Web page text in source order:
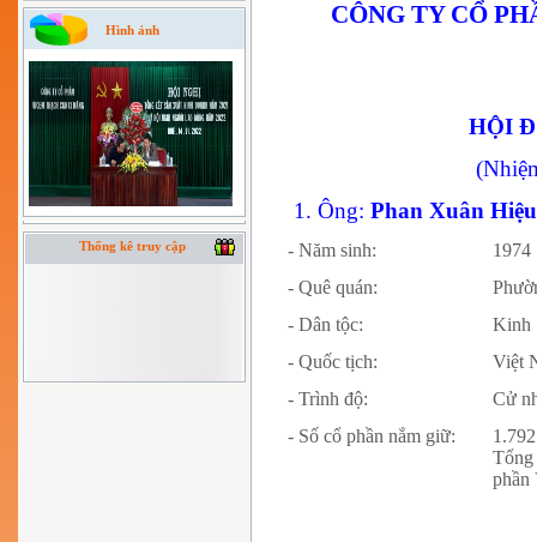
Hình ảnh
Thống kê truy cập
CÔNG TY CỔ
HỘI
1. Ông: Phan Xuân
- Năm sinh:
1974
- Quê quán:
- Dân tộc:
Kinh
- Quốc tịch:
- Trình độ:
Cử
- Số cổ phần nắm giữ:
phần